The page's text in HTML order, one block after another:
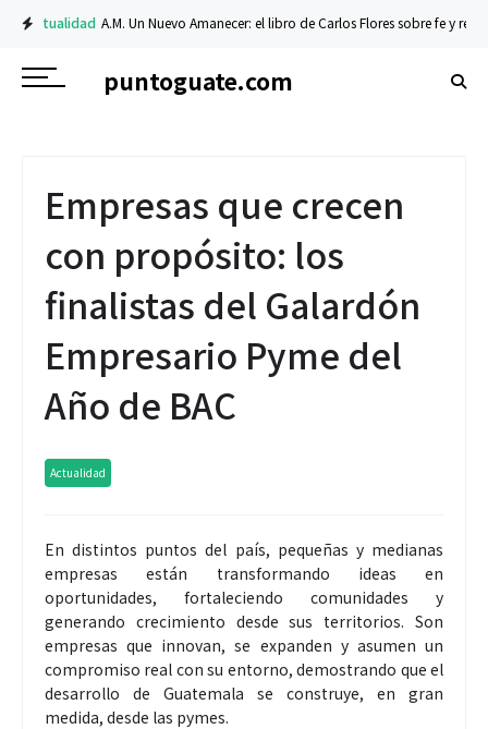
Actualidad A.M. Un Nuevo Amanecer: el libro de Carlos Flores sobre fe y
puntoguate.com
Empresas que crecen
con propósito: los
finalistas del Galardón
Empresario Pyme del
Año de BAC
Actualidad
En distintos puntos del país, pequeñas y medianas
empresas están transformando ideas en
oportunidades, fortaleciendo comunidades y
generando crecimiento desde sus territorios. Son
empresas que innovan, se expanden y asumen un
compromiso real con su entorno, demostrando que el
desarrollo de Guatemala se construye, en gran
medida, desde las pymes.